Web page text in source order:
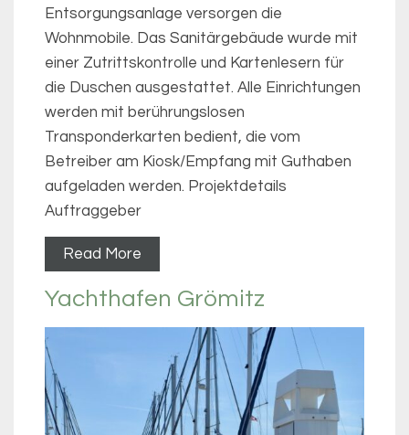
Entsorgungsanlage versorgen die
Wohnmobile. Das Sanitärgebäude wurde mit
einer Zutrittskontrolle und Kartenlesern für
die Duschen ausgestattet. Alle Einrichtungen
werden mit berührungslosen
Transponderkarten bedient, die vom
Betreiber am Kiosk/Empfang mit Guthaben
aufgeladen werden. Projektdetails
Auftraggeber
Read More
Yachthafen Grömitz